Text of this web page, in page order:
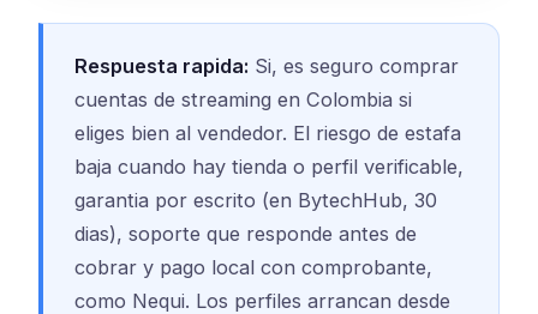
Respuesta rapida: Si, es seguro comprar
cuentas de streaming en Colombia si
eliges bien al vendedor. El riesgo de estafa
baja cuando hay tienda o perfil verificable,
garantia por escrito (en BytechHub, 30
dias), soporte que responde antes de
cobrar y pago local con comprobante,
como Nequi. Los perfiles arrancan desde